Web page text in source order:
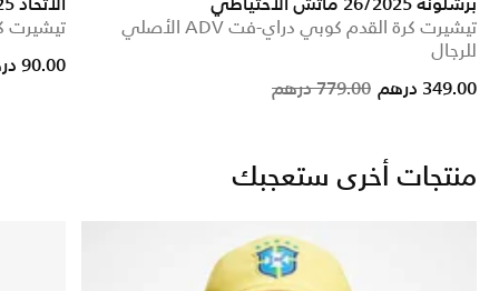
تيشيرت كرة القدم كوبي دراي-فت ADV الأصلي
للرجال
Price reduced from
779.00 درهم 349.00 درهم
تيشيرت
from
90.00 درهم
منتجات أخرى ستعجبك